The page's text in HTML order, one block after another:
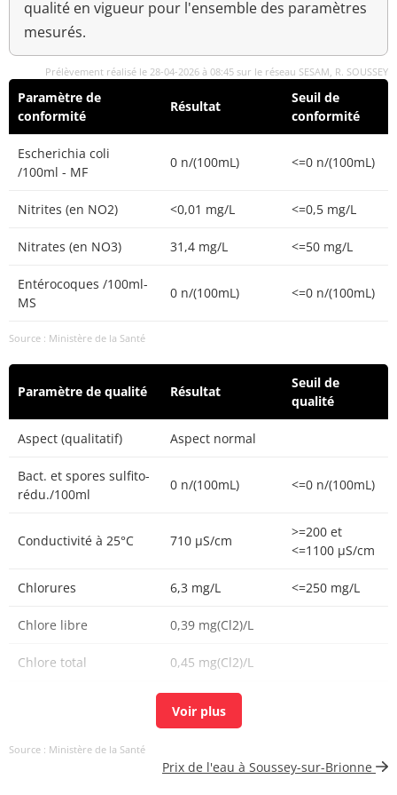
qualité en vigueur pour l'ensemble des paramètres
mesurés.
Prélèvement réalisé le 28-04-2026 à 08:45 sur le réseau SESAM, R. SOUSSEY
Paramètre de
conformité
Résultat
Seuil de
conformité
Escherichia coli
/100ml - MF
0 n/(100mL) <=0 n/(100mL)
Nitrites (en NO2) <0,01 mg/L <=0,5 mg/L
Nitrates (en NO3) 31,4 mg/L <=50 mg/L
Entérocoques /100ml-
MS
0 n/(100mL) <=0 n/(100mL)
Source : Ministère de la Santé
Paramètre de qualité Résultat
Seuil de
qualité
Aspect (qualitatif) Aspect normal
Bact. et spores sulfito-
rédu./100ml
0 n/(100mL) <=0 n/(100mL)
Conductivité à 25°C 710 µS/cm
>=200 et
<=1100 µS/cm
Chlorures 6,3 mg/L <=250 mg/L
Chlore libre 0,39 mg(Cl2)/L
Chlore total 0,45 mg(Cl2)/L
0,79 mg(C)/L
changement
Source : Ministère de la Santé
Prix de l'eau à Soussey-sur-Brionne